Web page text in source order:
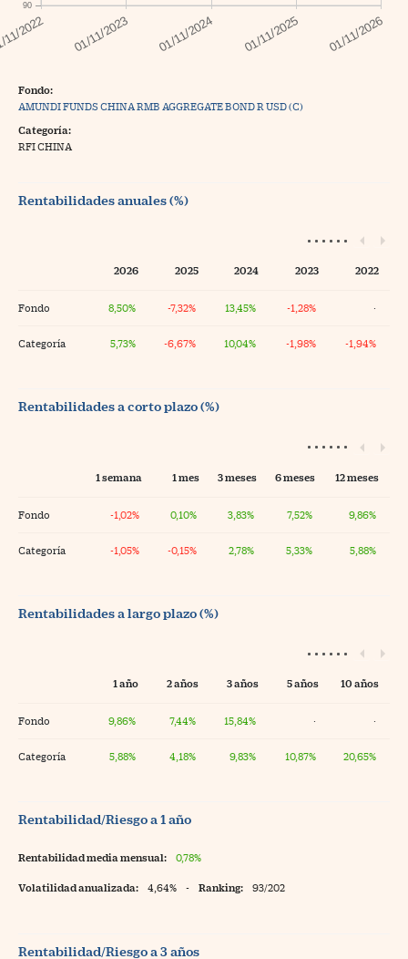
90
Fondo:
AMUNDI FUNDS CHINA RMB AGGREGATE BOND R USD (C)
Categoría:
RFI CHINA
Rentabilidades anuales (%)
2026 2025 2024 2023 2022
Fondo 8,50% -7,32% 13,45% -1,28% ·
Categoría 5,73% -6,67% 10,04% -1,98% -1,94%
Rentabilidades a corto plazo (%)
1 semana 1 mes 3 meses 6 meses 12 meses
Fondo -1,02% 0,10% 3,83% 7,52% 9,86%
Categoría -1,05% -0,15% 2,78% 5,33% 5,88%
Rentabilidades a largo plazo (%)
1 año 2 años 3 años 5 años 10 años
Fondo 9,86% 7,44% 15,84% · ·
Categoría 5,88% 4,18% 9,83% 10,87% 20,65%
Rentabilidad/Riesgo a 1 año
Rentabilidad media mensual: 0,78%
Volatilidad anualizada: 4,64% - Ranking: 93/202
Rentabilidad/Riesgo a 3 años